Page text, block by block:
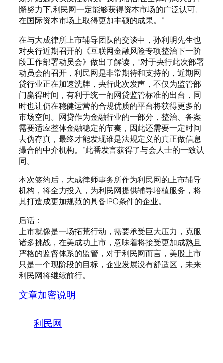
懈努力下,利民网一定能够获得资本市场的广泛认可,
在国际资本市场上取得更加丰硕的成果。”
在与大成律所上市辅导团队的交谈中，孙利明先生也
对央行近期召开的《互联网金融风险专项整治下一阶
段工作部署动员会》做出了解读，“对于央行此次部署
动员会的召开，利民网是非常期待和支持的，近期网
贷行业正在加速洗牌，央行此次发声，不仅为监管部
门赢得时间，有利于统一的网贷监管标准的出台，同
时也让仍在稳健运营的合规优质的平台将获得更多的
市场空间。网贷作为金融行业的一部分，整治、备案
需要适应整体金融稳定的节奏，因此还需要一定时间
去伪存真，最终才能发现谁是法规定义的真正做信息
撮合的中介机构。”此番发言获得了与会人士的一致认
同。
本次签约后，大成律师事务所作为利民网的上市辅导
机构，将全力投入，为利民网提供辅导培植服务，将
其打造成更加规范的具备IPO条件的企业。
后话：
上市就像是一场拓荒行动，需要承受巨大压力，克服
诸多挑战，在美成功上市，意味着将接受更加成熟且
严格的监督体系的监管，对于利民网而言，美股上市
只是一个现阶段的目标，企业发展没有舒适区，未来
利民网将继续前行。
文章加密说明
利民网